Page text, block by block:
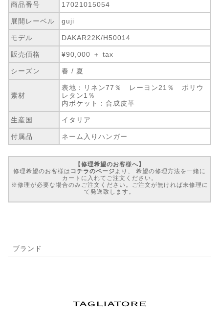
商品番号 17021015054
展開レーベル guji
モデル DAKAR22K/H50014
販売価格 ¥90,000 ＋ tax
シーズン 春 / 夏
素材
表地：リネン77％ レーヨン21％ ポリウ
レタン1％
内ポケット：合成皮革
生産国 イタリア
付属品 ネーム入りハンガー
【修理希望のお客様へ】
修理希望のお客様は コチラのページより、 希望の修理方法を一緒に
カートに入れてご注文ください。
※修理が必要な場合のみご注文ください。ご注文が無ければ未修理に
て発送致します。
ブランド